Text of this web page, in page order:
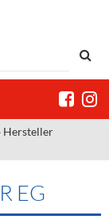
Hersteller
EG